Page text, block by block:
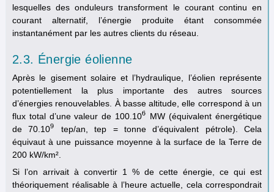
lesquelles des onduleurs transforment le courant continu en
courant alternatif, l’énergie produite étant consommée
instantanément par les autres clients du réseau.
2.3. Énergie éolienne
Après le gisement solaire et l’hydraulique, l’éolien représente
potentiellement la plus importante des autres sources
d’énergies renouvelables. À basse altitude, elle correspond à un
flux total d’une valeur de 100.106
6 MW (équivalent énergétique
de 70.109
9
tep/an, tep = tonne d’équivalent pétrole). Cela
équivaut à une puissance moyenne à la surface de la Terre de
200 kW/km².
Si l’on arrivait à convertir 1 % de cette énergie, ce qui est
théoriquement réalisable à l’heure actuelle, cela correspondrait